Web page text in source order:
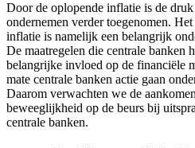
Door de oplopende inflatie is de
ondernemen verder toegenomen.
inflatie is namelijk een belangrijk
De maatregelen die centrale banken
belangrijke invloed op de financiële
mate centrale banken actie gaan
Daarom verwachten we de
beweeglijkheid op de beurs bij
centrale banken.